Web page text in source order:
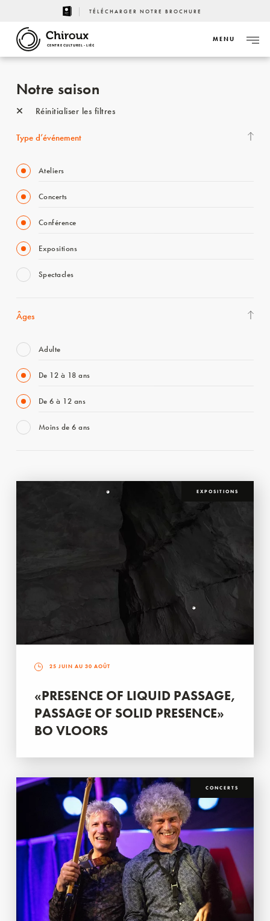
TÉLÉCHARGER NOTRE BROCHURE
CENTRE CULTUREL - LIÈGE
MENU
Notre saison
Réinitialiser les filtres
Type d’événement
Ateliers
Concerts
Conférence
Expositions
Spectacles
Âges
Adulte
De 12 à 18 ans
De 6 à 12 ans
Moins de 6 ans
EXPOSITIONS
25 JUIN AU 30 AOÛT
«PRESENCE OF LIQUID PASSAGE,
PASSAGE OF SOLID PRESENCE»
BO VLOORS
CONCERTS